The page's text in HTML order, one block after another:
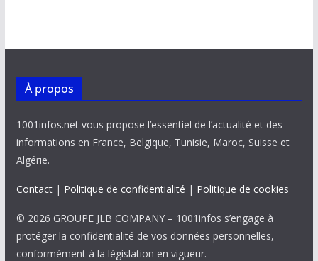
À propos
1001infos.net vous propose l’essentiel de l’actualité et des
informations en France, Belgique, Tunisie, Maroc, Suisse et
Algérie.
Contact| Politique de confidentialité | Politique de cookies
© 2026 GROUPE JLB COMPANY – 1001infos s’engage à
protéger la confidentialité de vos données personnelles,
conformément à la législation en vigueur.